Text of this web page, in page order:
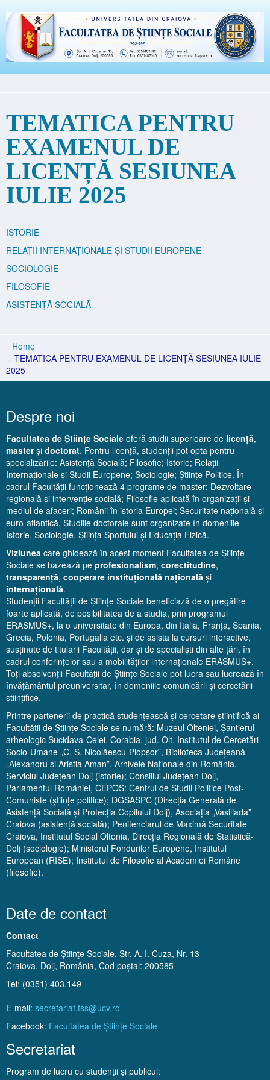
TEMATICA PENTRU
EXAMENUL DE
LICENȚĂ SESIUNEA
IULIE 2025
ISTORIE
RELAȚII INTERNAȚIONALE ȘI STUDII EUROPENE
SOCIOLOGIE
FILOSOFIE
ASISTENȚĂ SOCIALĂ
Home
/ TEMATICA PENTRU EXAMENUL DE LICENȚĂ SESIUNEA IULIE
2025
Despre noi
Facultatea de Științe Sociale oferă studii superioare de licență,
masterși doctorat. Pentru licență, studenții pot opta pentru
specializările: Asistență Socială; Filosofie; Istorie; Relații
Internaționale și Studii Europene; Sociologie; Științe Politice. În
cadrul Facultății funcționează 4 programe de master: Dezvoltare
regională și intervenție socială; Filosofie aplicată în organizații și
mediul de afaceri; Românii în istoria Europei; Securitate națională și
euro-atlantică. Studiile doctorale sunt organizate în domeniile
Istorie, Sociologie, Știința Sportului și Educația Fizică.
Viziunea care ghidează în acest moment Facultatea de Științe
Sociale se bazează pe profesionalism, corectitudine,
transparență, cooperare instituțională națională și
internațională.
Studenții Facultății de Științe Sociale beneficiază de o pregătire
foarte aplicată, de posibilitatea de a studia, prin programul
ERASMUS+, la o universitate din Europa, din Italia, Franța, Spania,
Grecia, Polonia, Portugalia etc. și de asista la cursuri interactive,
susținute de titularii Facultății, dar și de specialiști din alte țări, în
cadrul conferințelor sau a mobilităților internaționale ERASMUS+.
Toți absolvenții Facultății de Științe Sociale pot lucra sau lucrează în
învățământul preuniversitar, în domeniile comunicării și cercetării
științifice.
Printre partenerii de practică studențească și cercetare științifică ai
Facultății de Științe Sociale se numără: Muzeul Olteniei, Șantierul
arheologic Sucidava-Celei, Corabia, jud. Olt, Institutul de Cercetări
Socio-Umane „C. S. Nicolăescu-Plopșor”, Biblioteca Județeană
„Alexandru și Aristia Aman”, Arhivele Naționale din România,
Serviciul Județean Dolj (istorie); Consiliul Județean Dolj,
Parlamentul României, CEPOS: Centrul de Studii Politice Post-
Comuniste (științe politice); DGSASPC (Direcția Generală de
Asistență Socială și Protecția Copilului Dolj), Asociația „Vasiliada”
Craiova (asistență socială); Penitenciarul de Maximă Securitate
Craiova, Institutul Social Oltenia, Direcția Regională de Statistică-
Dolj (sociologie); Ministerul Fondurilor Europene, Institutul
European (RISE); Institutul de Filosofie al Academiei Române
(filosofie).
Date de contact
Contact
Facultatea de Ştiinţe Sociale, Str. A. I. Cuza, Nr. 13
Craiova, Dolj, România, Cod poștal: 200585
Tel: (0351) 403.149
E-mail: secretariat.fss@ucv.ro
Facebook: Facultatea de Științe Sociale
Secretariat
Program de lucru cu studenţii şi publicul: